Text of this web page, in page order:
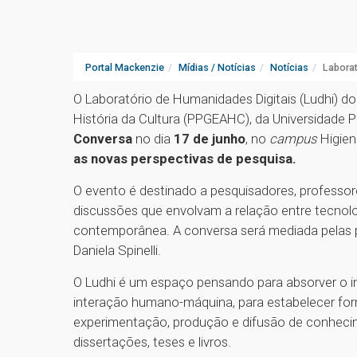
Portal Mackenzie Mídias / Notícias Notícias
O Laboratório de Humanidades Digitais (Ludhi)
História da Cultura (PPGEAHC), da
Conversa no dia 17 de junho, no campus
as novas perspectivas de pesquisa.
O evento é destinado a pesquisadores,
discussões que envolvam a relação entre
contemporânea. A conversa será mediada
Daniela Spinelli.
O Ludhi é um espaço pensando para absorver
interação humano-máquina, para estabelecer
experimentação, produção e difusão de
dissertações, teses e livros.